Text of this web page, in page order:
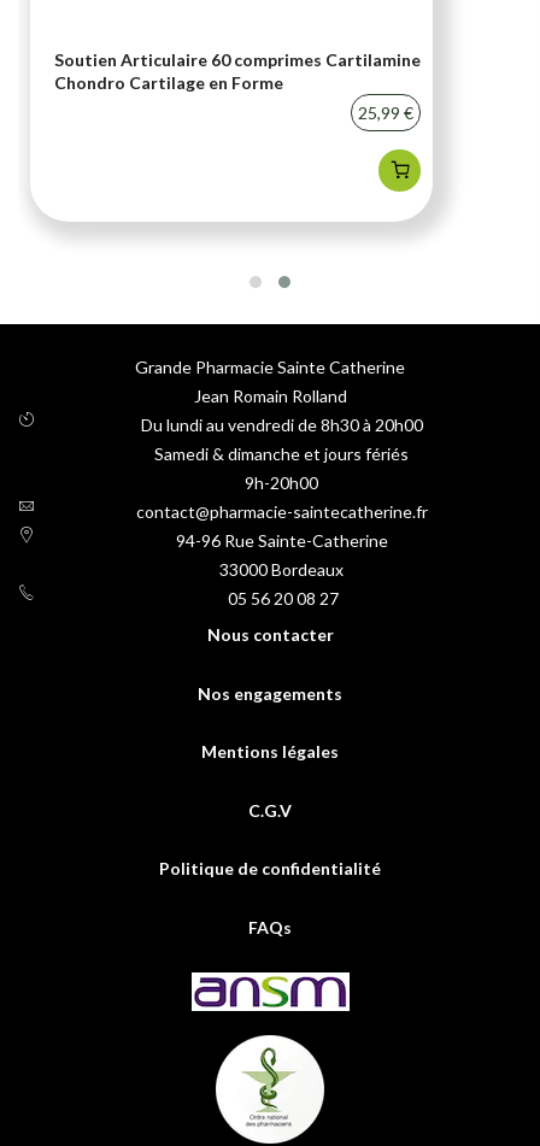
Soutien Articulaire 60 comprimes Cartilamine
Chondro Cartilage en Forme
25,99 €
Grande Pharmacie Sainte Catherine
Jean Romain Rolland
Du lundi au vendredi de 8h30 à 20h00
Samedi & dimanche et jours fériés
9h-20h00
contact@pharmacie-saintecatherine.fr
94-96 Rue Sainte-Catherine
33000Bordeaux
05 56 20 08 27
Nous contacter
Nos engagements
Mentions légales
C.G.V
Politique de confidentialité
FAQs